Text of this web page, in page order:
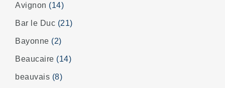
Avignon (14)
Bar le Duc (21)
Bayonne (2)
Beaucaire (14)
beauvais (8)